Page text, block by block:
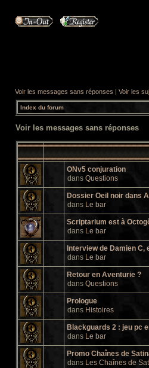
Voir les messages sans réponses | Voir les
Index du forum
Voir les messages sans réponses
ONv5 conjuration
dans Questions
Dossier Oeil noir dans
dans Le bar
Scriptarium est à
dans Le bar
Interview de Damien C,
dans Le bar
Retour en Aventurie ?
dans Questions
Prologue
dans Histoires
Blackguards 2 : jeu pc
dans Le bar
Promo Chaînes de
dans Les Chaînes de